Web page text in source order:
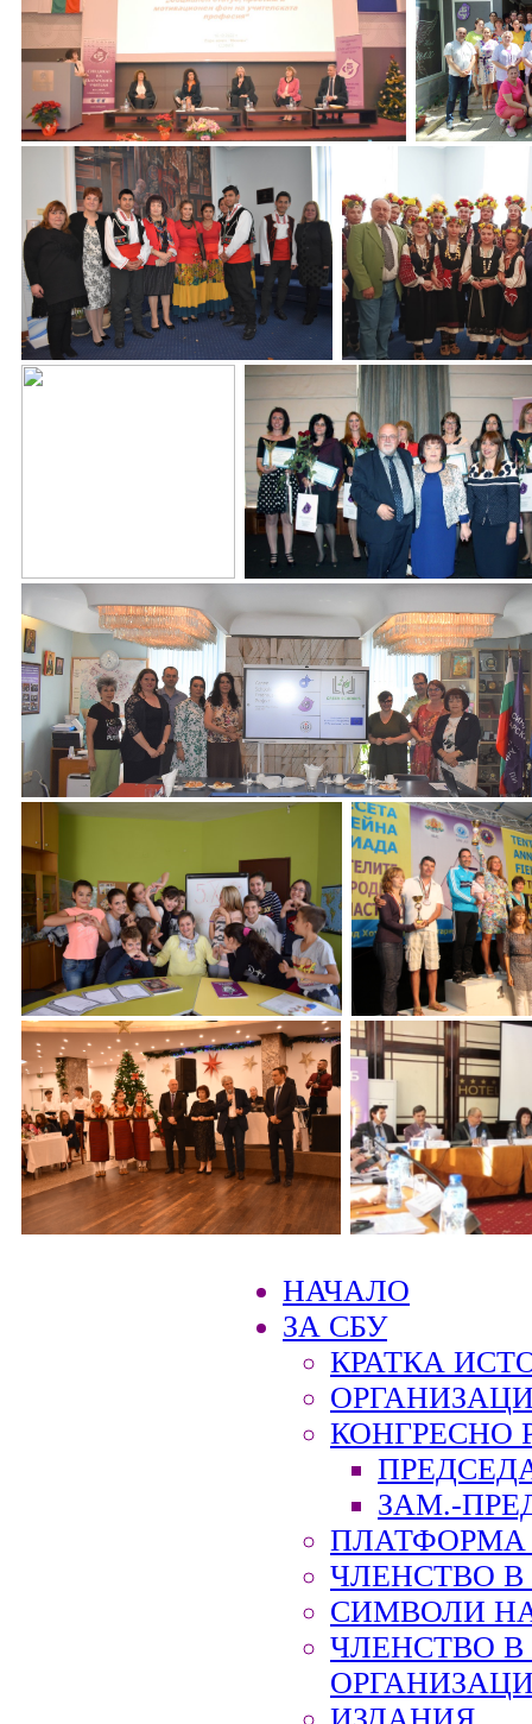
НАЧАЛО
ЗА СБУ
КРАТКА
КОНГРЕСНО
ЗАМ.-
ПЛАТФОРМА
ЧЛЕНСТВО В
СИМВОЛИ
ЧЛЕНСТВО